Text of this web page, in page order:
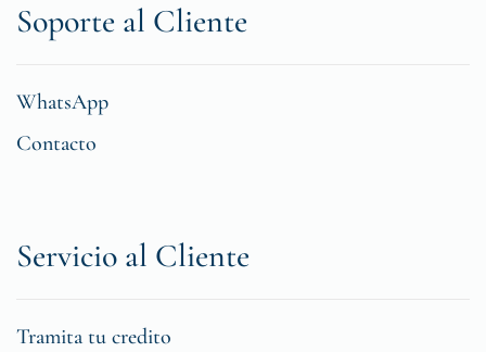
Soporte al Cliente
WhatsApp
Contacto
Servicio al Cliente
Tramita tu credito